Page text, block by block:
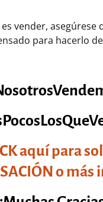
vender, asegúrese
para hacerlo
aquí para
o más